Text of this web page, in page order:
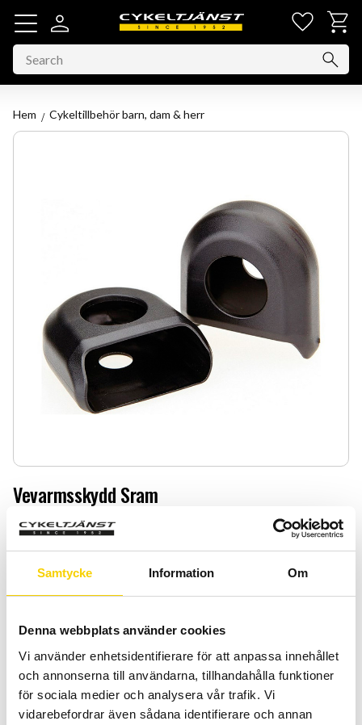
Samtycke Information Om
Denna webbplats använder cookies
Vi använder enhetsidentifierare för att anpassa innehållet
och annonserna till användarna, tillhandahålla funktioner
för sociala medier och analysera vår trafik. Vi
vidarebefordrar även sådana identifierare och annan
Menu
Basket
Hem Cykeltillbehör barn, dam & herr
Vevarmsskydd Sram
Vevarmsskydd Sram
169:-
Quantity
-
BUY
Add
Certifierad cykelservice & Shimano Service Center